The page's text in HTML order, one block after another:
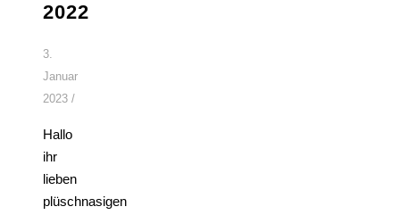
2022
3.
Januar
2023 /
Hallo
ihr
lieben
plüschnasigen